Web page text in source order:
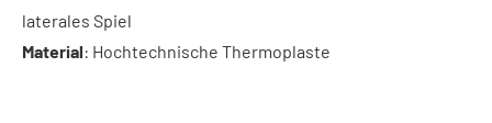
laterales Spiel
Material: Hochtechnische Thermoplaste